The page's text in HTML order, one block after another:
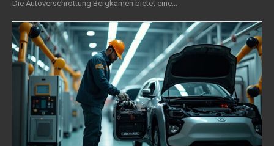
Die Autoverschrottung Bergkamen bietet eine...